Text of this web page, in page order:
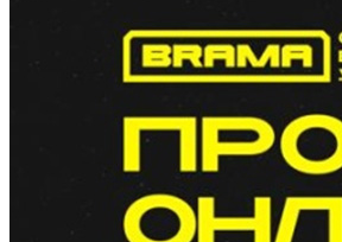
Уроки
Українська жестова
Географія
Правознавство
Я досліджую світ
Реєстр перекладачів
товариства глухих
Підготовка перекладачів